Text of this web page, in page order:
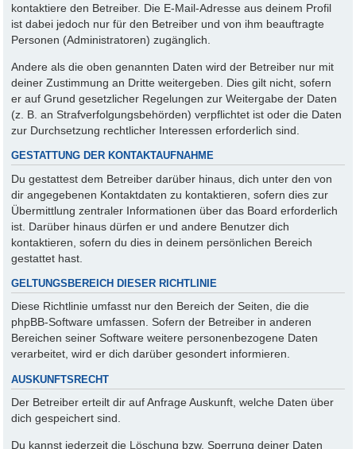
kontaktiere den Betreiber. Die E-Mail-Adresse aus deinem Profil
ist dabei jedoch nur für den Betreiber und von ihm beauftragte
Personen (Administratoren) zugänglich.
Andere als die oben genannten Daten wird der Betreiber nur mit
deiner Zustimmung an Dritte weitergeben. Dies gilt nicht, sofern
er auf Grund gesetzlicher Regelungen zur Weitergabe der Daten
(z. B. an Strafverfolgungsbehörden) verpflichtet ist oder die Daten
zur Durchsetzung rechtlicher Interessen erforderlich sind.
GESTATTUNG DER KONTAKTAUFNAHME
Du gestattest dem Betreiber darüber hinaus, dich unter den von
dir angegebenen Kontaktdaten zu kontaktieren, sofern dies zur
Übermittlung zentraler Informationen über das Board erforderlich
ist. Darüber hinaus dürfen er und andere Benutzer dich
kontaktieren, sofern du dies in deinem persönlichen Bereich
gestattet hast.
GELTUNGSBEREICH DIESER RICHTLINIE
Diese Richtlinie umfasst nur den Bereich der Seiten, die die
phpBB-Software umfassen. Sofern der Betreiber in anderen
Bereichen seiner Software weitere personenbezogene Daten
verarbeitet, wird er dich darüber gesondert informieren.
AUSKUNFTSRECHT
Der Betreiber erteilt dir auf Anfrage Auskunft, welche Daten über
dich gespeichert sind.
Du kannst jederzeit die Löschung bzw. Sperrung deiner Daten